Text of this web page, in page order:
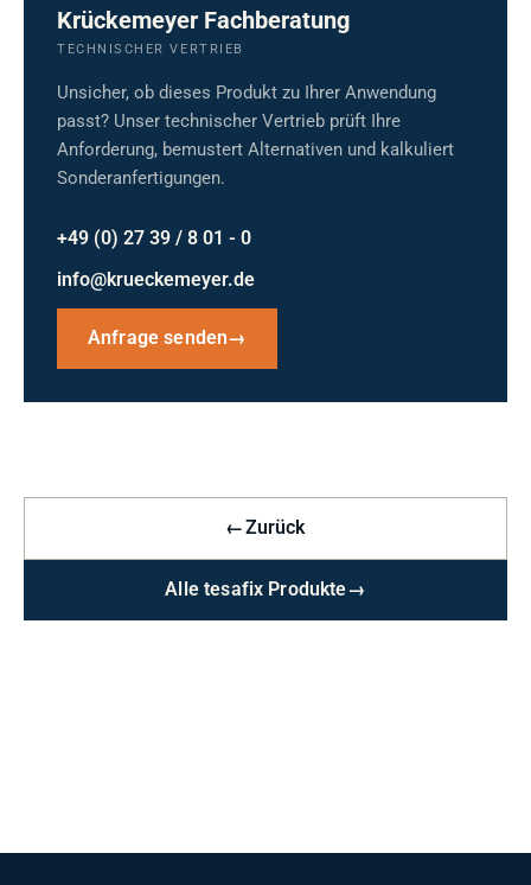
Krückemeyer Fachberatung
TECHNISCHER VERTRIEB
Unsicher, ob dieses Produkt zu Ihrer Anwendung
passt? Unser technischer Vertrieb prüft Ihre
Anforderung, bemustert Alternativen und kalkuliert
Sonderanfertigungen.
+49 (0) 27 39 / 8 01 - 0
info@krueckemeyer.de
Anfrage senden→
←Zurück
Alle tesafix Produkte→